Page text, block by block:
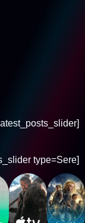
[latest_posts_slider ]
[latest_posts_slider type=Sere ]